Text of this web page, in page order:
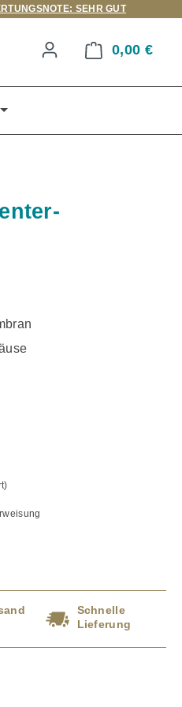
SEHR GUT
0,00 €
Schnelle
Lieferung